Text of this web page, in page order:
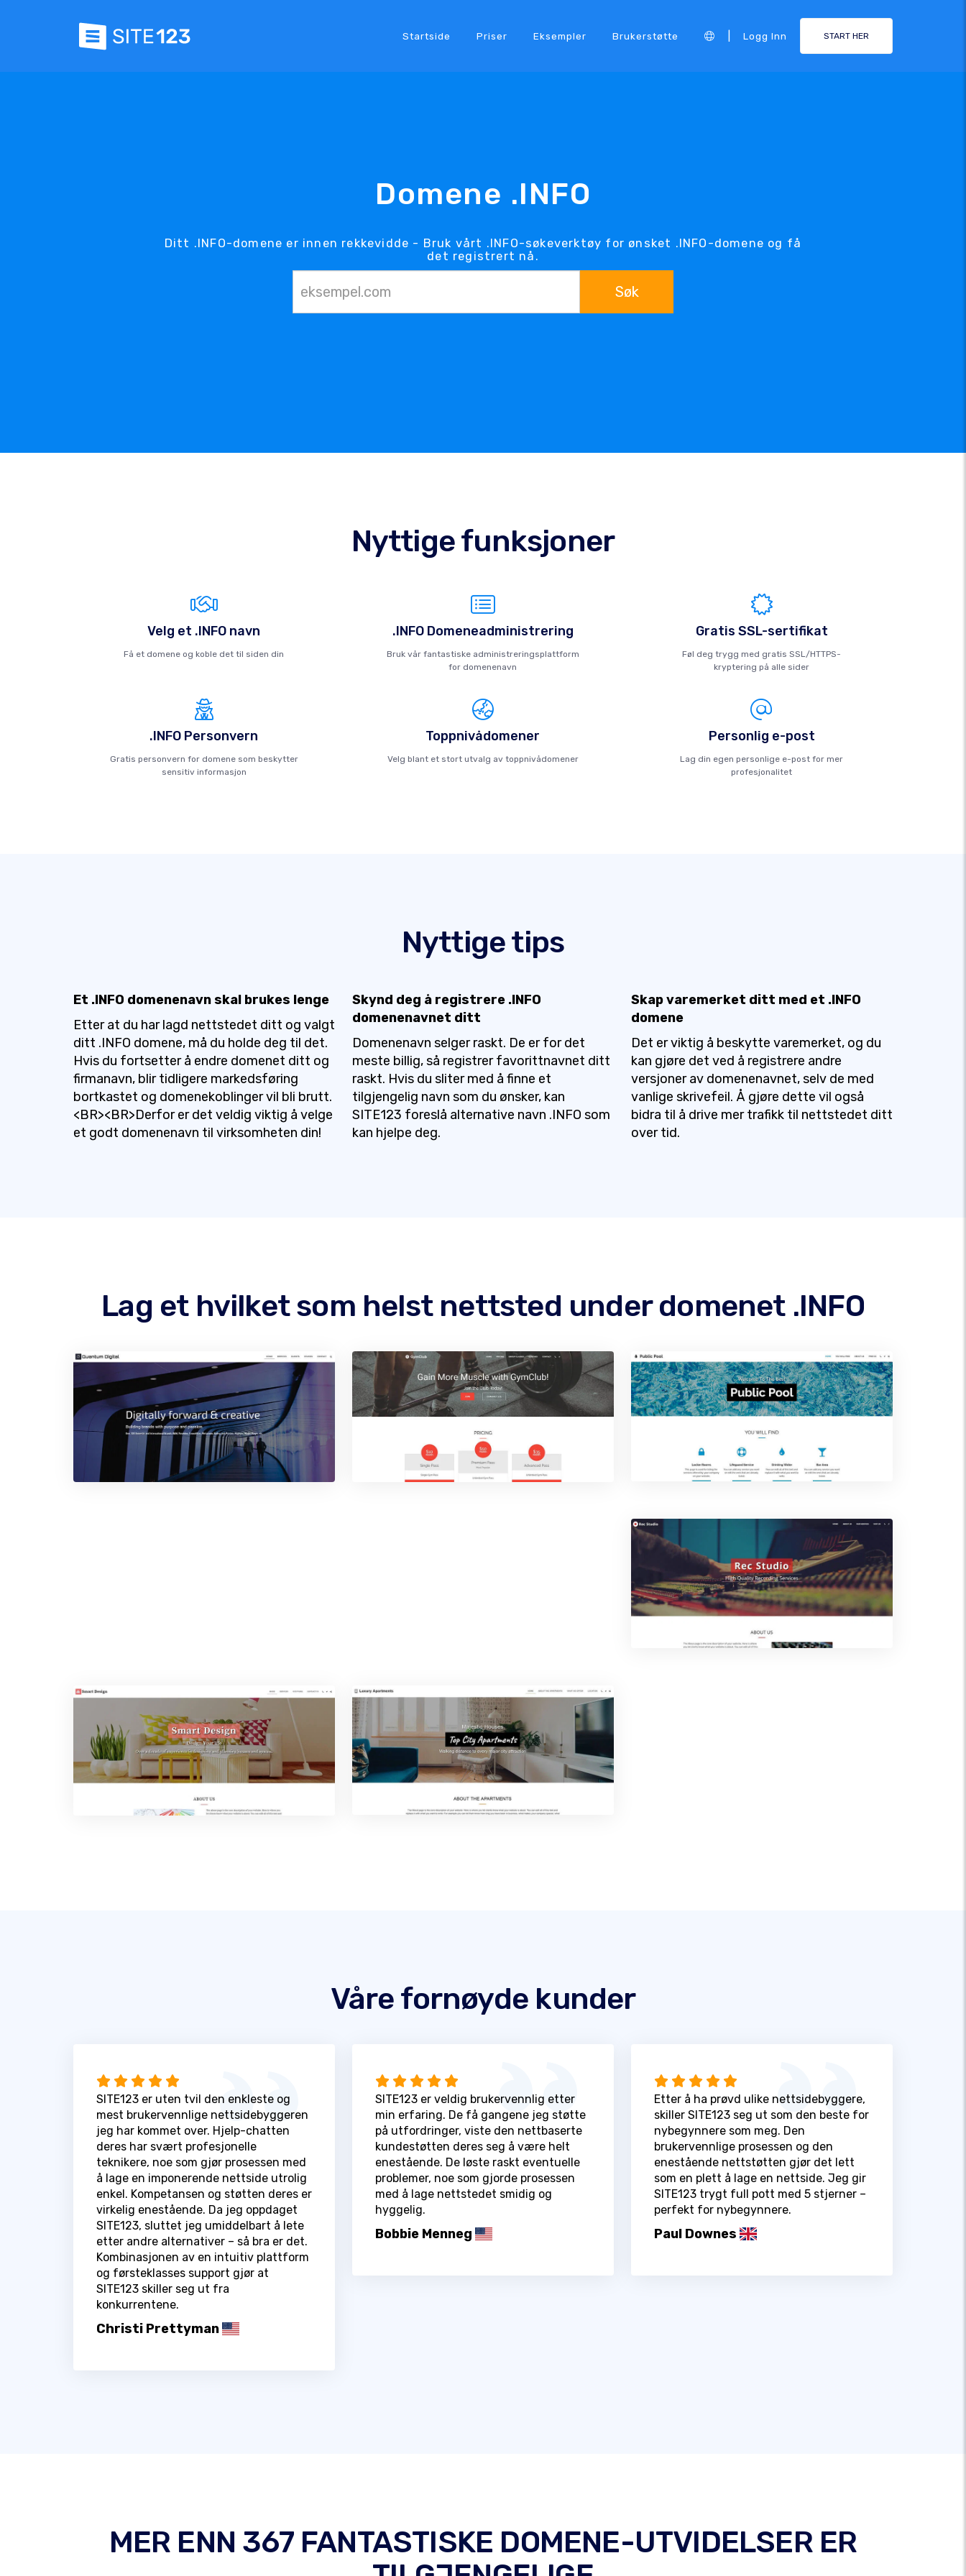
Startside Priser Eksempler Brukerstøtte Logg Inn START HER
Domene .INFO
Ditt .INFO-domene er innen rekkevidde - Bruk vårt .INFO-søkeverktøy for ønsket .INFO-domene og få
det registrert nå.
Søk
Nyttige funksjoner
Velg et .INFO navn
Få et domene og koble det til siden din
.INFO Domeneadministrering
Bruk vår fantastiske administreringsplattform
for domenenavn
Gratis SSL-sertifikat
Føl deg trygg med gratis SSL/HTTPS-
kryptering på alle sider
.INFO Personvern
Gratis personvern for domene som beskytter
sensitiv informasjon
Toppnivådomener
Velg blant et stort utvalg av toppnivådomener
Personlig e-post
Lag din egen personlige e-post for mer
profesjonalitet
Nyttige tips
Et .INFO domenenavn skal brukes lenge
Etter at du har lagd nettstedet ditt og valgt
ditt .INFO domene, må du holde deg til det.
Hvis du fortsetter å endre domenet ditt og
firmanavn, blir tidligere markedsføring
bortkastet og domenekoblinger vil bli brutt.
<BR><BR>Derfor er det veldig viktig å velge
et godt domenenavn til virksomheten din!
Skynd deg å registrere .INFO
domenenavnet ditt
Domenenavn selger raskt. De er for det
meste billig, så registrer favorittnavnet ditt
raskt. Hvis du sliter med å finne et
tilgjengelig navn som du ønsker, kan
SITE123 foreslå alternative navn .INFO som
kan hjelpe deg.
Skap varemerket ditt med et .INFO
domene
Det er viktig å beskytte varemerket, og du
kan gjøre det ved å registrere andre
versjoner av domenenavnet, selv de med
vanlige skrivefeil. Å gjøre dette vil også
bidra til å drive mer trafikk til nettstedet ditt
over tid.
Lag et hvilket som helst nettsted under domenet .INFO
Våre fornøyde kunder
SITE123 er uten tvil den enkleste og
mest brukervennlige nettsidebyggeren
jeg har kommet over. Hjelp-chatten
deres har svært profesjonelle
teknikere, noe som gjør prosessen med
å lage en imponerende nettside utrolig
enkel. Kompetansen og støtten deres er
virkelig enestående. Da jeg oppdaget
SITE123, sluttet jeg umiddelbart å lete
etter andre alternativer – så bra er det.
Kombinasjonen av en intuitiv plattform
og førsteklasses support gjør at
SITE123 skiller seg ut fra
konkurrentene.
Christi Prettyman
SITE123 er veldig brukervennlig etter
min erfaring. De få gangene jeg støtte
på utfordringer, viste den nettbaserte
kundestøtten deres seg å være helt
enestående. De løste raskt eventuelle
problemer, noe som gjorde prosessen
med å lage nettstedet smidig og
hyggelig.
Bobbie Menneg
Etter å ha prøvd ulike nettsidebyggere,
skiller SITE123 seg ut som den beste for
nybegynnere som meg. Den
brukervennlige prosessen og den
enestående nettstøtten gjør det lett
som en plett å lage en nettside. Jeg gir
SITE123 trygt full pott med 5 stjerner –
perfekt for nybegynnere.
Paul Downes
MER ENN 367 FANTASTISKE DOMENE-UTVIDELSER ER